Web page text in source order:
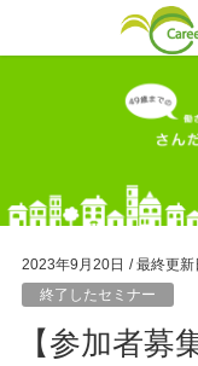
2023年9月20日 / 最終更新
終了したセミナー
【参加者募集中】就職につなが